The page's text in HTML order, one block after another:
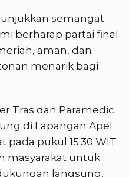
semangat
berharap partai final
aman, dan
menarik bagi
Tras dan Paramedic
di Lapangan Apel
pada pukul 15.30 WIT.
masyarakat untuk
langsung,